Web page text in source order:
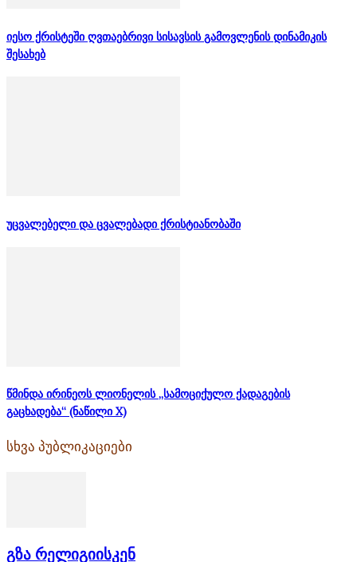
იესო ქრისტეში ღვთაებრივი სისავსის გამოვლენის დინამიკის
შესახებ
უცვალებელი და ცვალებადი ქრისტიანობაში
წმინდა ირინეოს ლიონელის „სამოციქულო ქადაგების
გაცხადება“ (ნაწილი X)
სხვა პუბლიკაციები
გზა რელიგიისკენ